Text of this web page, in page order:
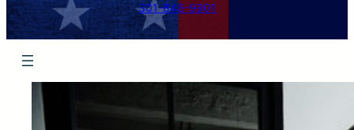
301-846-9901